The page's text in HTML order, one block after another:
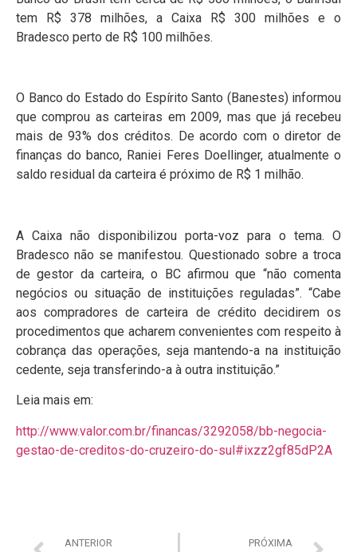
tem R$ 378 milhões, a Caixa R$ 300 milhões e o
Bradesco perto de R$ 100 milhões.
O Banco do Estado do Espírito Santo (Banestes) informou
que comprou as carteiras em 2009, mas que já recebeu
mais de 93% dos créditos. De acordo com o diretor de
finanças do banco, Raniei Feres Doellinger, atualmente o
saldo residual da carteira é próximo de R$ 1 milhão.
A Caixa não disponibilizou porta-voz para o tema. O
Bradesco não se manifestou. Questionado sobre a troca
de gestor da carteira, o BC afirmou que “não comenta
negócios ou situação de instituições reguladas”. “Cabe
aos compradores de carteira de crédito decidirem os
procedimentos que acharem convenientes com respeito à
cobrança das operações, seja mantendo-a na instituição
cedente, seja transferindo-a à outra instituição.”
Leia mais em:
http://www.valor.com.br/financas/3292058/bb-negocia-
gestao-de-creditos-do-cruzeiro-do-sul#ixzz2gf85dP2A
ANTERIOR PRÓXIMA